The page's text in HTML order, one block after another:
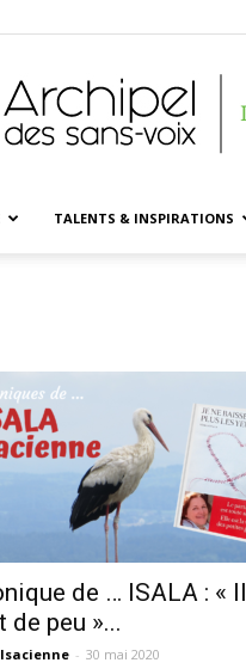
TALENTS & INSPIRATIONS
de … ISALA : « Il
de peu »...
- 30 mai 2020